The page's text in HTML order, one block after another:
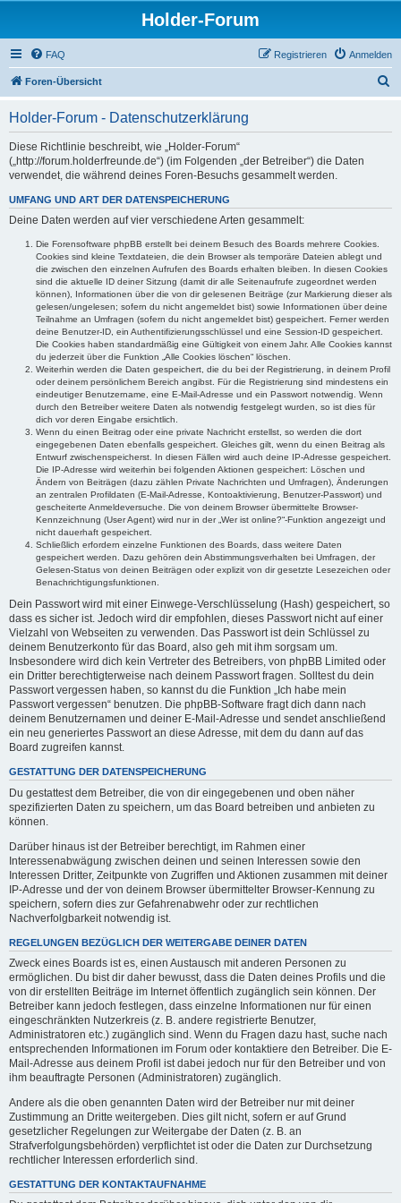
Holder-Forum
FAQ Anmelden
Registrieren
Foren-Übersicht
Holder-Forum - Datenschutzerklärung
Diese Richtlinie beschreibt, wie „Holder-Forum“
(„http://forum.holderfreunde.de“) (im Folgenden „der Betreiber“) die Daten
verwendet, die während deines Foren-Besuchs gesammelt werden.
UMFANG UND ART DER DATENSPEICHERUNG
Deine Daten werden auf vier verschiedene Arten gesammelt:
Die Forensoftware phpBB erstellt bei deinem Besuch des Boards mehrere Cookies.
Cookies sind kleine Textdateien, die dein Browser als temporäre Dateien ablegt und
die zwischen den einzelnen Aufrufen des Boards erhalten bleiben. In diesen Cookies
sind die aktuelle ID deiner Sitzung (damit dir alle Seitenaufrufe zugeordnet werden
können), Informationen über die von dir gelesenen Beiträge (zur Markierung dieser als
gelesen/ungelesen; sofern du nicht angemeldet bist) sowie Informationen über deine
Teilnahme an Umfragen (sofern du nicht angemeldet bist) gespeichert. Ferner werden
deine Benutzer-ID, ein Authentifizierungsschlüssel und eine Session-ID gespeichert.
Die Cookies haben standardmäßig eine Gültigkeit von einem Jahr. Alle Cookies kannst
du jederzeit über die Funktion „Alle Cookies löschen“ löschen.
Weiterhin werden die Daten gespeichert, die du bei der Registrierung, in deinem Profil
oder deinem persönlichem Bereich angibst. Für die Registrierung sind mindestens ein
eindeutiger Benutzername, eine E-Mail-Adresse und ein Passwort notwendig. Wenn
durch den Betreiber weitere Daten als notwendig festgelegt wurden, so ist dies für
dich vor deren Eingabe ersichtlich.
Wenn du einen Beitrag oder eine private Nachricht erstellst, so werden die dort
eingegebenen Daten ebenfalls gespeichert. Gleiches gilt, wenn du einen Beitrag als
Entwurf zwischenspeicherst. In diesen Fällen wird auch deine IP-Adresse gespeichert.
Die IP-Adresse wird weiterhin bei folgenden Aktionen gespeichert: Löschen und
Ändern von Beiträgen (dazu zählen Private Nachrichten und Umfragen), Änderungen
an zentralen Profildaten (E-Mail-Adresse, Kontoaktivierung, Benutzer-Passwort) und
gescheiterte Anmeldeversuche. Die von deinem Browser übermittelte Browser-
Kennzeichnung (User Agent) wird nur in der „Wer ist online?“-Funktion angezeigt und
nicht dauerhaft gespeichert.
Schließlich erfordern einzelne Funktionen des Boards, dass weitere Daten
gespeichert werden. Dazu gehören dein Abstimmungsverhalten bei Umfragen, der
Gelesen-Status von deinen Beiträgen oder explizit von dir gesetzte Lesezeichen oder
Benachrichtigungsfunktionen.
Dein Passwort wird mit einer Einwege-Verschlüsselung (Hash) gespeichert, so
dass es sicher ist. Jedoch wird dir empfohlen, dieses Passwort nicht auf einer
Vielzahl von Webseiten zu verwenden. Das Passwort ist dein Schlüssel zu
deinem Benutzerkonto für das Board, also geh mit ihm sorgsam um.
Insbesondere wird dich kein Vertreter des Betreibers, von phpBB Limited oder
ein Dritter berechtigterweise nach deinem Passwort fragen. Solltest du dein
Passwort vergessen haben, so kannst du die Funktion „Ich habe mein
Passwort vergessen“ benutzen. Die phpBB-Software fragt dich dann nach
deinem Benutzernamen und deiner E-Mail-Adresse und sendet anschließend
ein neu generiertes Passwort an diese Adresse, mit dem du dann auf das
Board zugreifen kannst.
GESTATTUNG DER DATENSPEICHERUNG
Du gestattest dem Betreiber, die von dir eingegebenen und oben näher
spezifizierten Daten zu speichern, um das Board betreiben und anbieten zu
können.
Darüber hinaus ist der Betreiber berechtigt, im Rahmen einer
Interessenabwägung zwischen deinen und seinen Interessen sowie den
Interessen Dritter, Zeitpunkte von Zugriffen und Aktionen zusammen mit deiner
IP-Adresse und der von deinem Browser übermittelter Browser-Kennung zu
speichern, sofern dies zur Gefahrenabwehr oder zur rechtlichen
Nachverfolgbarkeit notwendig ist.
REGELUNGEN BEZÜGLICH DER WEITERGABE DEINER DATEN
Zweck eines Boards ist es, einen Austausch mit anderen Personen zu
ermöglichen. Du bist dir daher bewusst, dass die Daten deines Profils und die
von dir erstellten Beiträge im Internet öffentlich zugänglich sein können. Der
Betreiber kann jedoch festlegen, dass einzelne Informationen nur für einen
eingeschränkten Nutzerkreis (z. B. andere registrierte Benutzer,
Administratoren etc.) zugänglich sind. Wenn du Fragen dazu hast, suche nach
entsprechenden Informationen im Forum oder kontaktiere den Betreiber. Die E-
Mail-Adresse aus deinem Profil ist dabei jedoch nur für den Betreiber und von
ihm beauftragte Personen (Administratoren) zugänglich.
Andere als die oben genannten Daten wird der Betreiber nur mit deiner
Zustimmung an Dritte weitergeben. Dies gilt nicht, sofern er auf Grund
gesetzlicher Regelungen zur Weitergabe der Daten (z. B. an
Strafverfolgungsbehörden) verpflichtet ist oder die Daten zur Durchsetzung
rechtlicher Interessen erforderlich sind.
GESTATTUNG DER KONTAKTAUFNAHME